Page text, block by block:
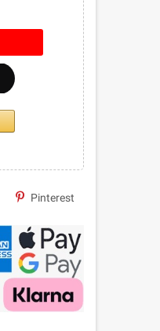
Pinterest